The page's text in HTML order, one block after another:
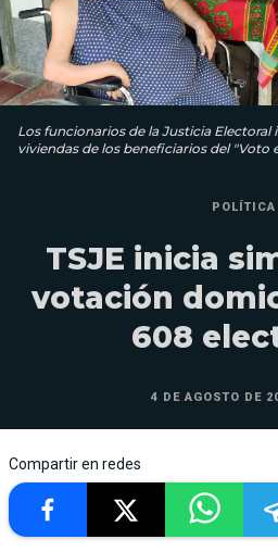
Los funcionarios de la Justicia
viviendas de los beneficiarios del "Voto
POLÍTICA
TSJE inicia
votación
608
4 DE AGOSTO DE
Compartir en redes